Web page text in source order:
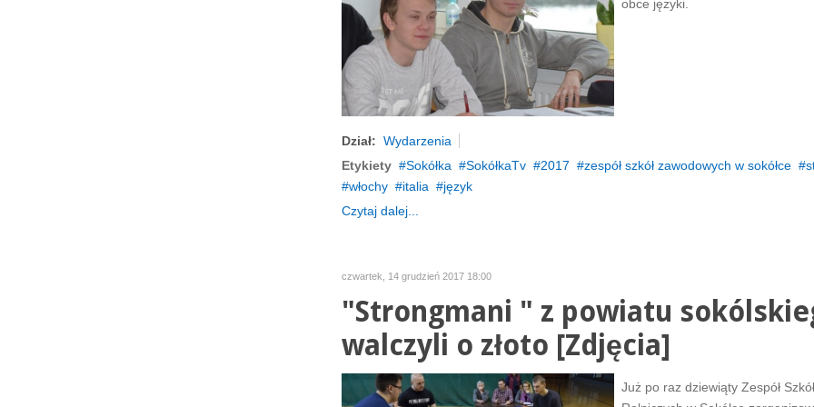
obce języki.
Dział: Wydarzenia
Etykiety
Sokółka SokółkaTv 2017 zespół szkół zawodowych w sokółce
włochy
italia
język
Czytaj dalej...
czwartek, 14 grudzień 2017 18:00
"Strongmani " z powiatu
walczyli o złoto [Zdjęcia]
Już po raz dziewiąty Zespół Szkół